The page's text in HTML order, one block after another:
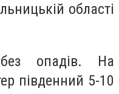
області
опадів. На
південний 5-10